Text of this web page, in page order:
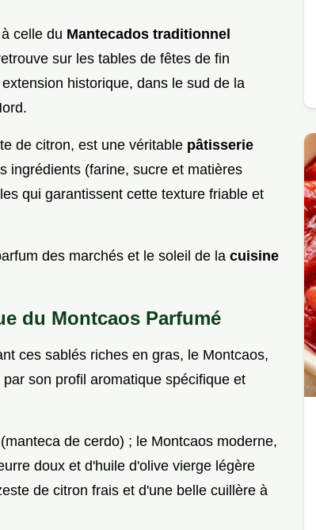
celle du Mantecados traditionnel
sur les tables de fêtes de fin
historique, dans le sud de la
de citron, est une véritable pâtisserie
ingrédients (farine, sucre et matières
qui garantissent cette texture friable et
des marchés et le soleil de la cuisine
du Montcaos Parfumé
ces sablés riches en gras, le Montcaos,
son profil aromatique spécifique et
de cerdo) ; le Montcaos moderne,
doux et d'huile d'olive vierge légère
de citron frais et d'une belle cuillère à